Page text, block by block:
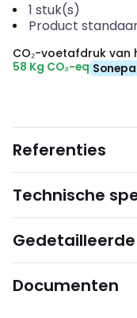
1 stuk(s)
Product
CO₂-voetafdruk van
58 Kg CO₂-eq
Referenties
Technische
Documenten